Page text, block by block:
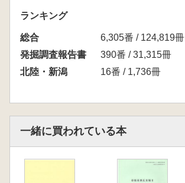
ランキング
総合
6,305番 / 124,819冊
発掘調査報告書
390番 / 31,315冊
北陸・新潟
16番 / 1,736冊
一緒に買われている本